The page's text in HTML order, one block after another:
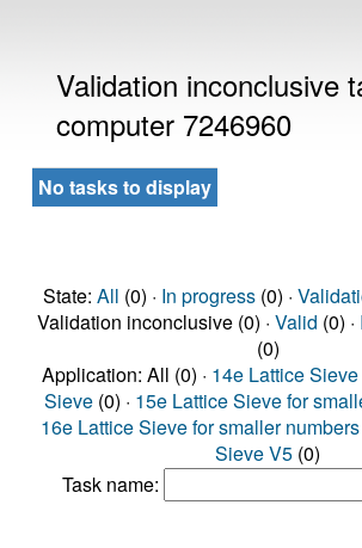
Validation inconclusive
computer 7246960
No tasks to display
State: All (0) · In progress(0) ·
Validation inconclusive (0) · Valid (0) ·
(0)
Application: All (0) · 14e Lattice Sieve
Sieve (0) · 15e Lattice Sieve for
16e Lattice Sieve for smaller numbers
Sieve V5 (0)
Task name: